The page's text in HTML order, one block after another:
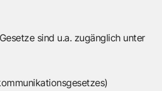
sind u.a. zugänglich unter